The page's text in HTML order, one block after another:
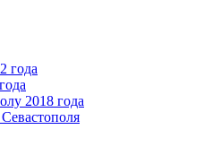
года
2018 года